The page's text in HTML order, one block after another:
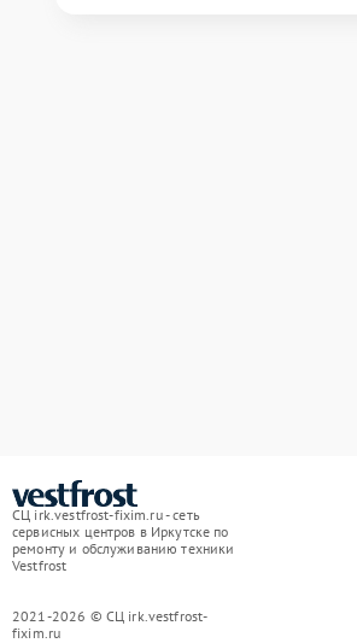
СЦ irk.vestfrost-fixim.ru - сеть
сервисных центров в Иркутске по
ремонту и обслуживанию техники
Vestfrost
2021-2026 © СЦ irk.vestfrost-
fixim.ru